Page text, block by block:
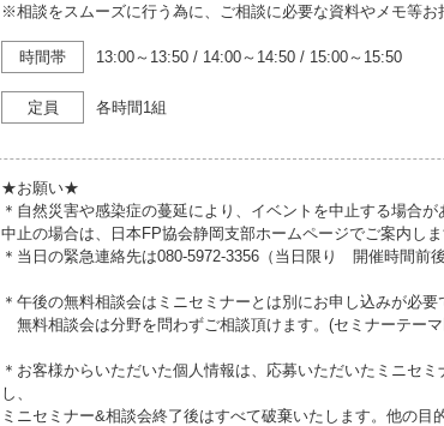
※相談をスムーズに行う為に、ご相談に必要な資料やメモ等お
時間帯 13:00～13:50 / 14:00～14:50 / 15:00～15:50
定員 各時間1組
★お願い★
＊自然災害や感染症の蔓延により、イベントを中止する場合が
中止の場合は、日本FP協会静岡支部ホームページでご案内し
＊当日の緊急連絡先は080-5972-3356（当日限り 開催時間前後
＊午後の無料相談会はミニセミナーとは別にお申し込みが必要
無料相談会は分野を問わずご相談頂けます。(セミナーテーマ
＊お客様からいただいた個人情報は、応募いただいたミニセ
し、
ミニセミナー&相談会終了後はすべて破棄いたします。他の目